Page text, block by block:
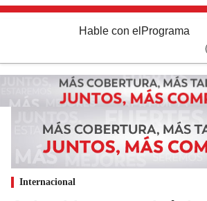
Hable con el Programa
Internacional